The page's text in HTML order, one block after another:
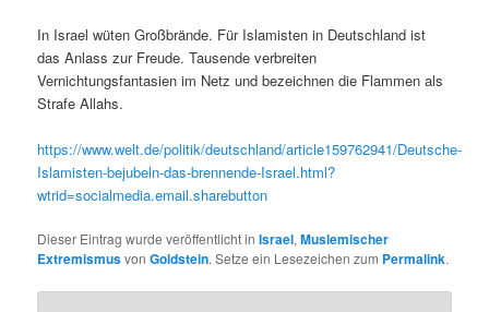
In Israel wüten Großbrände. Für Islamisten in Deutschland ist
das Anlass zur Freude. Tausende verbreiten
Vernichtungsfantasien im Netz und bezeichnen die Flammen als
Strafe Allahs.
https://www.welt.de/politik/deutschland/article159762941/Deutsche-
Islamisten-bejubeln-das-brennende-Israel.html?
wtrid=socialmedia.email.sharebutton
Dieser Eintrag wurde veröffentlicht inIsrael,Muslemischer
ExtremismusvonGoldstein. Setze ein Lesezeichen zum Permalink.